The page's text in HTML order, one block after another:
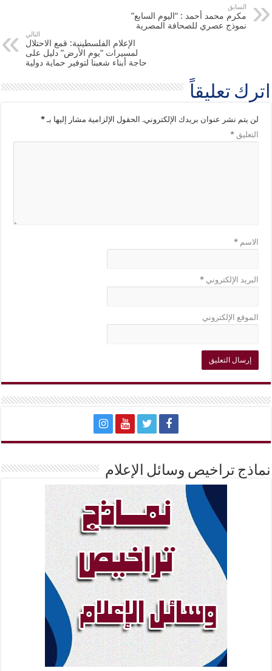
السابق
مكرم محمد أحمد : “اليوم السابع”
نموذج عصري للصحافة المصرية
التالي
الإعلام الفلسطينية: قمع الاحتلال
لمسيرات “يوم الأرض” دليل على
حاجة أبناء شعبنا لتوفير حماية دولية
اترك تعليقاً
لن يتم نشر عنوان بريدك الإلكتروني. الحقول الإلزامية مشار إليها بـ*
التعليق*
الاسم*
البريد الإلكتروني*
الموقع الإلكتروني
نماذج تراخيص وسائل الإعلام